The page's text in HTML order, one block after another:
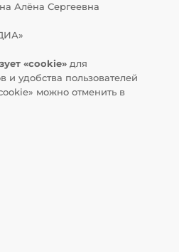
Алёна Сергеевна
«cookie» для
и удобства пользователей
можно отменить в